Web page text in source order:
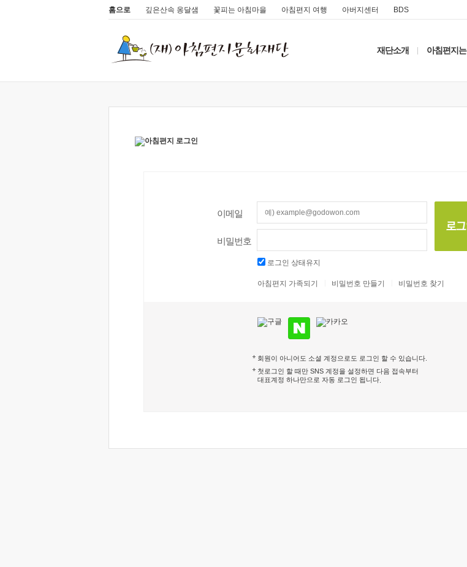
홈으로 깊은산속 옹달샘 꽃피는 아침마을 아침편지 여행 아버지센터 BDS
재단소개 아침편지는
이메일
비밀번호
로그인 상태유지
아침편지 가족되기 비밀번호 만들기 비밀번호 찾기
회원이 아니어도 소셜 계정으로도 로그인 할 수 있습니다.
첫로그인 할 때만 SNS 계정을 설정하면 다음 접속부터
대표계정 하나만으로 자동 로그인 됩니다